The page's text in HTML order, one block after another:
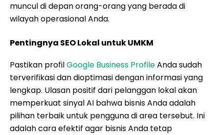
muncul di depan orang-orang yang berada di
wilayah operasional Anda.
Pentingnya SEO Lokal untuk UMKM
Pastikan profilGoogle Business ProfileAnda sudah
terverifikasi dan dioptimasi dengan informasi yang
lengkap. Ulasan positif dari pelanggan lokal akan
memperkuat sinyal AI bahwa bisnis Anda adalah
pilihan terbaik untuk pengguna di area tersebut. Ini
adalah cara efektif agar bisnis Anda tetap